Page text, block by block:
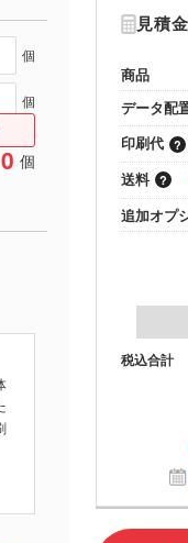
個
個
0 個
見積
商品
データ配
印刷代
送料
追加オプ
税込合計